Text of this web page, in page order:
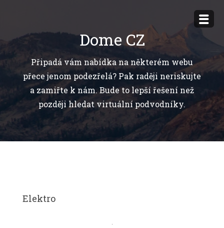
obsahu
Dome CZ
Připadá vám nabídka na některém webu
přece jenom podezřelá? Pak raději neriskujte
a zamiřte k nám. Bude to lepší řešení než
později hledat virtuální podvodníky.
Elektro